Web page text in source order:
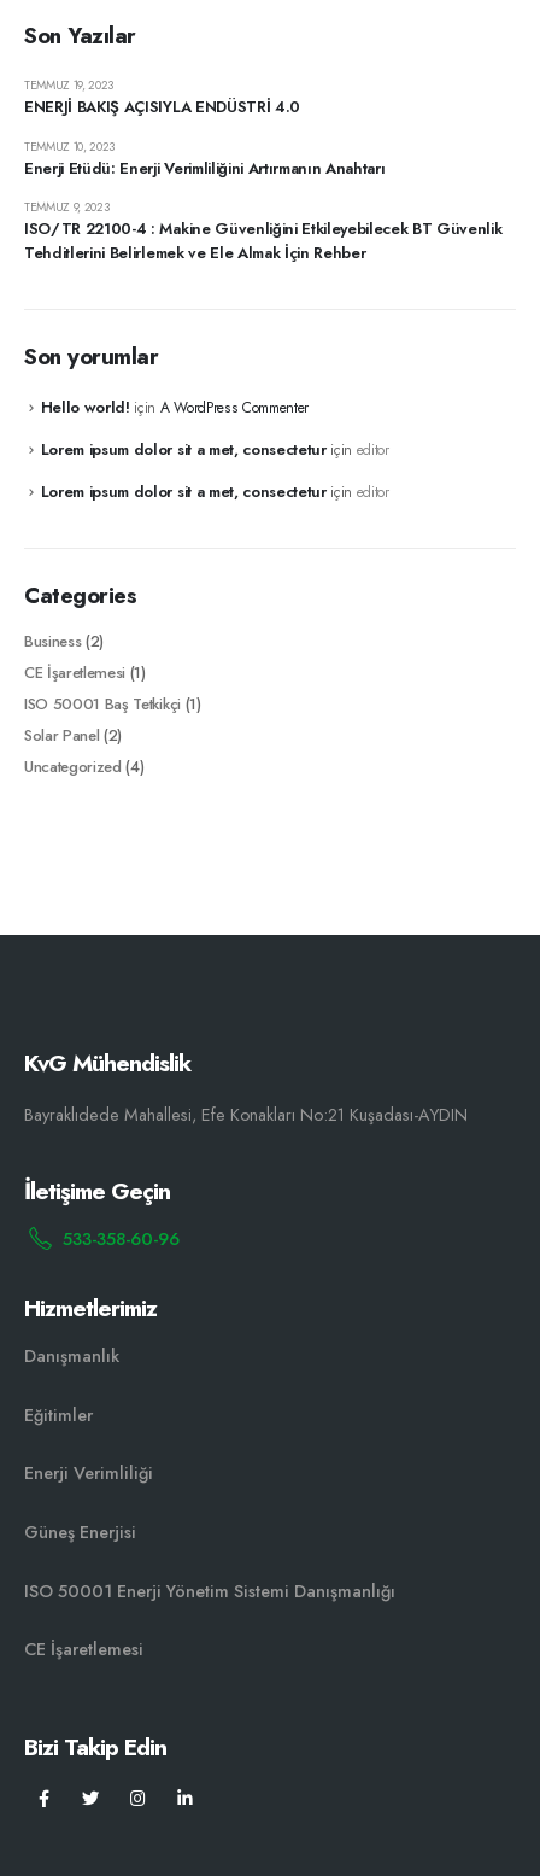
Son Yazılar
ENERJİ BAKIŞ AÇISIYLA ENDÜSTRİ 4.0
TEMMUZ 19, 2023
Enerji Etüdü: Enerji Verimliliğini Artırmanın Anahtarı
TEMMUZ 10, 2023
ISO/TR 22100-4 : Makine Güvenliğini Etkileyebilecek BT ​​Güvenlik
Tehditlerini Belirlemek ve Ele Almak İçin Rehber
TEMMUZ 9, 2023
Son yorumlar
Hello world! için A WordPress Commenter
Lorem ipsum dolor sit a met, consecteturiçin editor
Lorem ipsum dolor sit a met, consecteturiçin editor
Categories
Business(2)
CE İşaretlemesi (1)
ISO 50001 Baş Tetkikçi (1)
Solar Panel (2)
Uncategorized (4)
KvG Mühendislik
Bayraklıdede Mahallesi, Efe Konakları No:21 Kuşadası-AYDIN
İletişime Geçin
533-358-60-96
Hizmetlerimiz
Danışmanlık
Eğitimler
Enerji Verimliliği
Güneş Enerjisi
ISO 50001 Enerji Yönetim Sistemi Danışmanlığı￼
CE İşaretlemesi
Bizi Takip Edin